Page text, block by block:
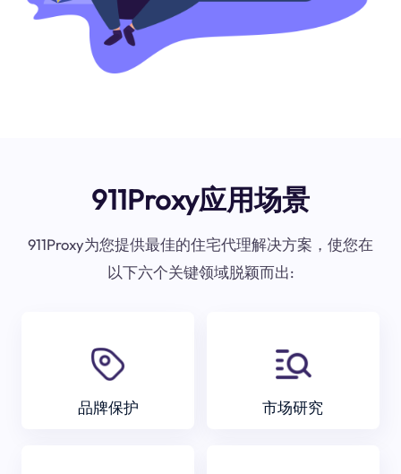
911Proxy应用场景
911Proxy为您提供最佳的住宅代理解决方案，使您在
以下六个关键领域脱颖而出:
品牌保护 市场研究